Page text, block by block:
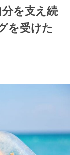
を支え続
を受けた